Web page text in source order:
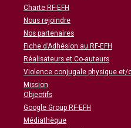
Charte RF-EFH
Nous rejoindre
Nos partenaires
Fiche d’Adhésion au RF-EFH
Réalisateurs et Co-auteurs
Violence conjugale physique et/
Mission
Objectifs
Google Group RF-EFH
Médiathèque